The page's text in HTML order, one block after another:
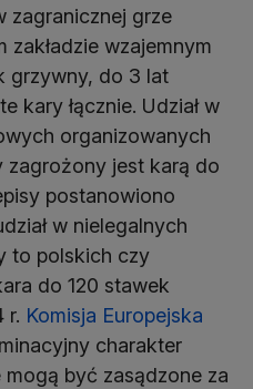
zagranicznej grze
zakładzie wzajemnym
grzywny, do 3 lat
kary łącznie. Udział w
organizowanych
zagrożony jest karą do
postanowiono
w nielegalnych
to polskich czy
do 120 stawek
r. Komisja Europejska
charakter
być zasądzone za